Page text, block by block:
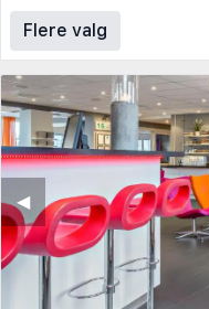
Flere valg
◀︎